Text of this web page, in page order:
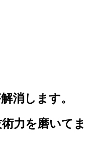
消します。
力を磨いてま